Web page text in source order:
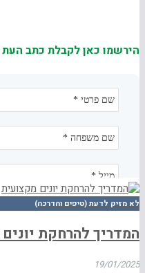
הירשמו כאן לקבלת כתב
לא מזיק לדעת (טיפים והדרכה)
המדריך להרחקת
19/01/2025